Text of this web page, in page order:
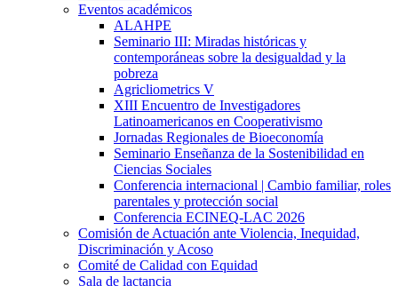
Eventos académicos
ALAHPE
Seminario III: Miradas históricas y
contemporáneas sobre la desigualdad y la
pobreza
Agricliometrics V
XIII Encuentro de Investigadores
Latinoamericanos en Cooperativismo
Jornadas Regionales de Bioeconomía
Seminario Enseñanza de la Sostenibilidad en
Ciencias Sociales
Conferencia internacional | Cambio familiar, roles
parentales y protección social
Conferencia ECINEQ-LAC 2026
Comisión de Actuación ante Violencia, Inequidad,
Discriminación y Acoso
Comité de Calidad con Equidad
Sala de lactancia